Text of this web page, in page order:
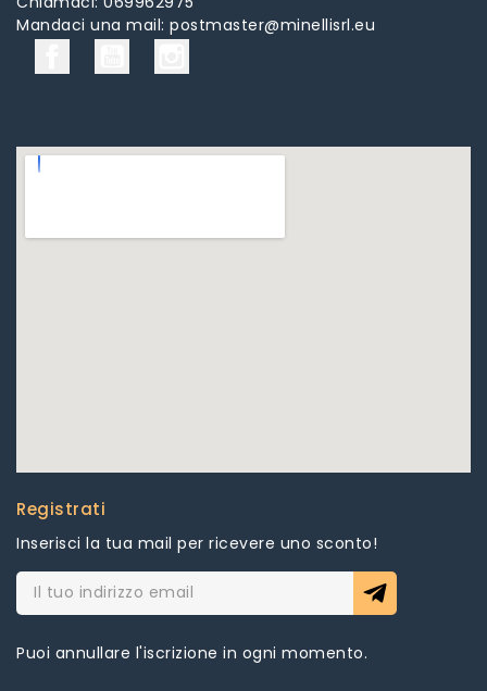
Mandaci una mail: postmaster@minellisrl.eu
Registrati
Inserisci la tua mail per ricevere uno sconto!
Puoi annullare l'iscrizione in ogni momento.